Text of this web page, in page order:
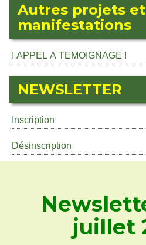
Autres projets et
manifestations
! APPEL A TEMOIGNAGE !
NEWSLETTER
Inscription
Désinscription
juillet